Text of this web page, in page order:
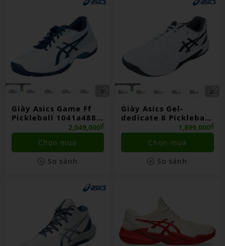
Giày Asics Game Ff
Pickleball 1041a488-
101 White/twilight
Blue
2,049,000₫
Chọn mua
So sánh
Giày Asics Gel-
dedicate 8 Pickleball
1041a409-105
White/gunmetal
1,899,000₫
Chọn mua
So sánh